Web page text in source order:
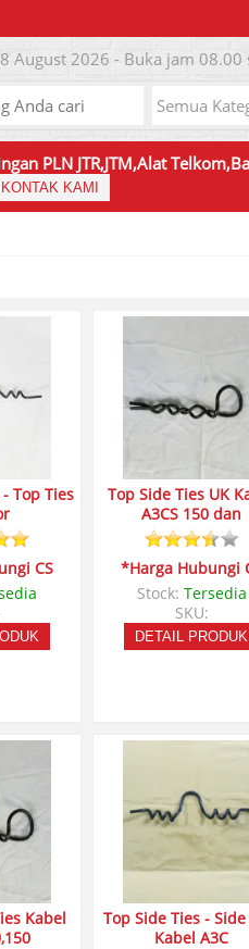
August 2026 - Buka jam
PLN JTR,JTM,Alat
KONTAK KAMI
Top Ties
CS
Top Side Ties UK
A3CS 150 dan
*Harga Hubungi
Stock: Tersedia
SKU:
DETAIL PRODUK
Kabel
Top Side Ties -
Kabel A3C